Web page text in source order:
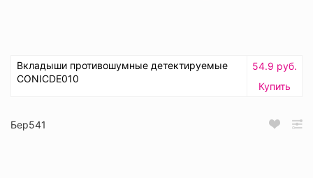
Вкладыши противошумные детектируемые
CONICDE010
54.9 руб.
Купить
Бер541